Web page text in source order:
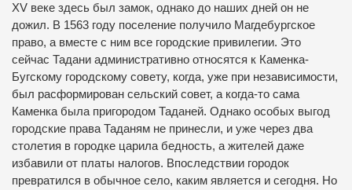
ХV веке здесь был замок, однако до наших дней он не
дожил. В 1563 году поселение получило Магдебургское
право, а вместе с ним все городские привилегии. Это
сейчас Тадани административно относятся к Каменка-
Бугскому городскому совету, когда, уже при независимости,
был расформирован сельский совет, а когда-то сама
Каменка была пригородом Таданей. Однако особых выгод
городские права Таданям не принесли, и уже через два
столетия в городке царила бедность, а жителей даже
избавили от платы налогов. Впоследствии городок
превратился в обычное село, каким является и сегодня. Но